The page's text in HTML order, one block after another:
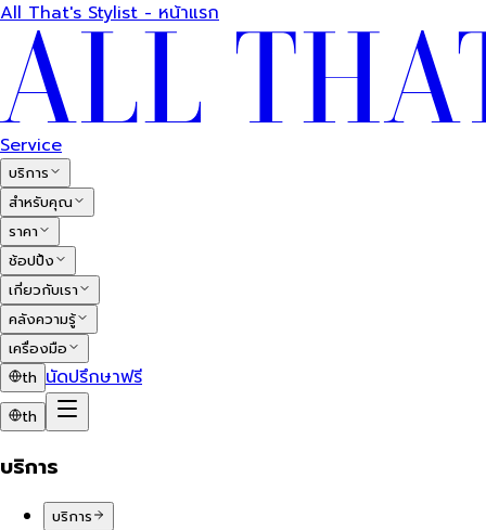
All That's Stylist - หน้าแรก
Service
บริการ
สำหรับคุณ
ราคา
ช้อปปิ้ง
เกี่ยวกับเรา
คลังความรู้
เครื่องมือ
th นัดปรึกษาฟรี
th
บริการ
บริการ